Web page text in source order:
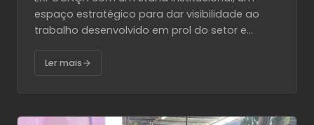
espaço estratégico para dar visibilidade ao
trabalho desenvolvido em prol do setor e...
Ler mais